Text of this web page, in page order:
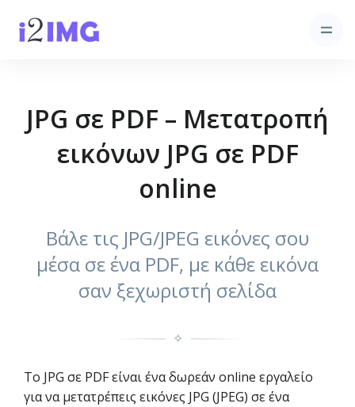
JPG σε PDF – Μετατροπή
εικόνων JPG σε PDF
online
Βάλε τις JPG/JPEG εικόνες σου
μέσα σε ένα PDF, με κάθε εικόνα
σαν ξεχωριστή σελίδα
✧
Το JPG σε PDF είναι ένα δωρεάν online εργαλείο
για να μετατρέπεις εικόνες JPG (JPEG) σε ένα